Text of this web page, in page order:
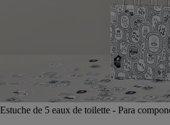
Estuche de 5 eaux de toilette - Para